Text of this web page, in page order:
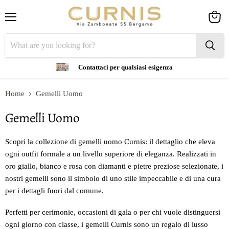
Contattaci per qualsiasi esigenza
cart
Home Gemelli Uomo
Gemelli Uomo
Scopri la collezione di gemelli uomo Curnis: il dettaglio che eleva
ogni outfit formale a un livello superiore di eleganza. Realizzati in
oro giallo, bianco e rosa con diamanti e pietre preziose selezionate, i
nostri gemelli sono il simbolo di uno stile impeccabile e di una cura
per i dettagli fuori dal comune.
Perfetti per cerimonie, occasioni di gala o per chi vuole distinguersi
ogni giorno con classe, i gemelli Curnis sono un regalo di lusso